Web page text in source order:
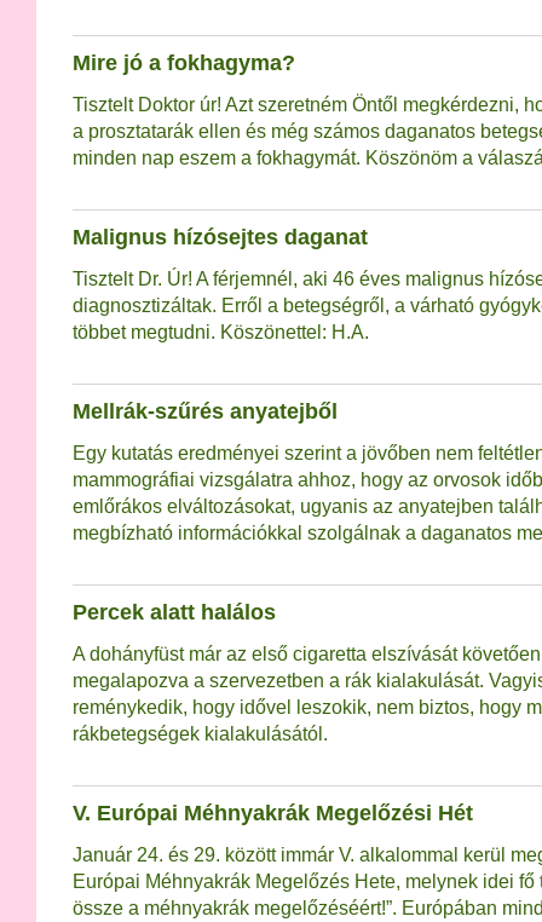
Mire jó a fokhagyma?
Tisztelt Doktor úr! Azt szeretném Öntől megkérdezni,
a prosztatarák ellen és még számos daganatos
minden nap eszem a fokhagymát. Köszönöm a
Malignus hízósejtes daganat
Tisztelt Dr. Úr! A férjemnél, aki 46 éves malignus
diagnosztizáltak. Erről a betegségről, a várható
többet megtudni. Köszönettel: H.A.
Mellrák-szűrés anyatejből
Egy kutatás eredményei szerint a jövőben nem
mammográfiai vizsgálatra ahhoz, hogy az orvosok
emlőrákos elváltozásokat, ugyanis az anyatejben
megbízható információkkal szolgálnak a daganatos
Percek alatt halálos
A dohányfüst már az első cigaretta elszívását
megalapozva a szervezetben a rák kialakulását.
reménykedik, hogy idővel leszokik, nem biztos, hogy
rákbetegségek kialakulásától.
V. Európai Méhnyakrák Megelőzési Hét
Január 24. és 29. között immár V. alkalommal kerül
Európai Méhnyakrák Megelőzés Hete, melynek idei fő
össze a méhnyakrák megelőzéséért!”. Európában